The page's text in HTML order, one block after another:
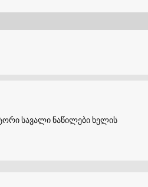
სავალი ნაწილები ხელის